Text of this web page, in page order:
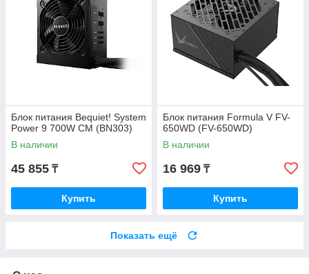
Блок питания Bequiet! System
Power 9 700W CM (BN303)
В наличии
45 855 ₸
Купить
Блок питания Formula V FV-
650WD (FV-650WD)
В наличии
16 969 ₸
Купить
Показать ещё